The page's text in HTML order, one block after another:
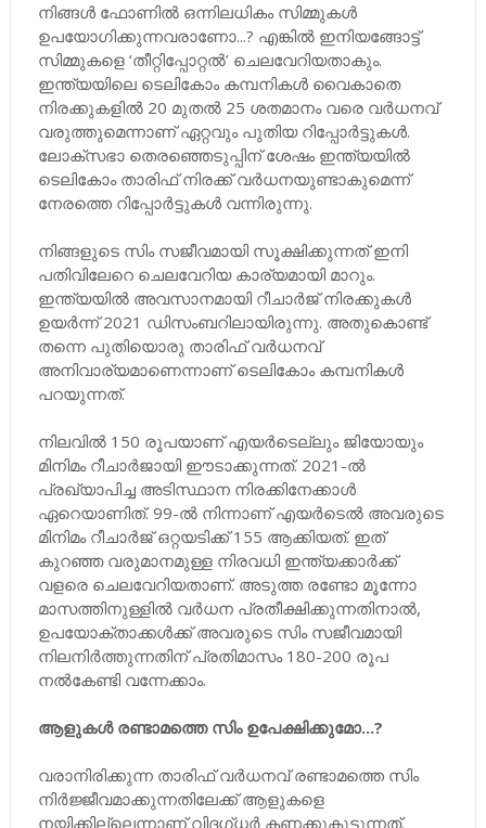
നിങ്ങൾ ഫോണിൽ ഒന്നിലധികം സിമ്മുകൾ
ഉപയോഗിക്കുന്നവരാണോ...? എങ്കിൽ ഇനിയങ്ങോട്ട്
സിമ്മുകളെ ‘തീറ്റിപ്പോറ്റൽ’ ചെലവേറിയതാകും.
ഇന്ത്യയിലെ ടെലികോം കമ്പനികൾ വൈകാതെ
നിരക്കുകളിൽ 20 മുതൽ 25 ശതമാനം വരെ വർധനവ്
വരുത്തുമെന്നാണ് ഏറ്റവും പുതിയ റിപ്പോർട്ടുകൾ.
ലോക്സഭാ തെരഞ്ഞെടുപ്പിന് ശേഷം ഇന്ത്യയിൽ
ടെലികോം താരിഫ് നിരക്ക് വർധനയുണ്ടാകുമെന്ന്
നേരത്തെ റിപ്പോർട്ടുകൾ വന്നിരുന്നു.
നിങ്ങളുടെ സിം സജീവമായി സൂക്ഷിക്കുന്നത് ഇനി
പതിവിലേറെ ചെലവേറിയ കാര്യമായി മാറും.
ഇന്ത്യയിൽ അവസാനമായി റീചാർജ് നിരക്കുകൾ
ഉയർന്ന് 2021 ഡിസംബറിലായിരുന്നു. അതുകൊണ്ട്
തന്നെ പുതിയൊരു താരിഫ് വർധനവ്
അനിവാര്യമാണെന്നാണ് ടെലികോം കമ്പനികൾ
പറയുന്നത്.
നിലവിൽ 150 രൂപയാണ് എയർടെല്ലും ജിയോയും
മിനിമം റീചാർജായി ഈടാക്കുന്നത്. 2021-ൽ
പ്രഖ്യാപിച്ച അടിസ്ഥാന നിരക്കിനേക്കാൾ
ഏറെയാണിത്. 99-ൽ നിന്നാണ് എയർടെൽ അവരുടെ
മിനിമം റീചാർജ് ഒറ്റയടിക്ക് 155 ആക്കിയത്. ഇത്
കുറഞ്ഞ വരുമാനമുള്ള നിരവധി ഇന്ത്യക്കാർക്ക്
വളരെ ചെലവേറിയതാണ്. അടുത്ത രണ്ടോ മൂന്നോ
മാസത്തിനുള്ളിൽ വർധന പ്രതീക്ഷിക്കുന്നതിനാൽ,
ഉപയോക്താക്കൾക്ക് അവരുടെ സിം സജീവമായി
നിലനിർത്തുന്നതിന് പ്രതിമാസം 180-200 രൂപ
നൽകേണ്ടി വന്നേക്കാം.
ആളുകൾ രണ്ടാമത്തെ സിം ഉപേക്ഷിക്കുമോ...?
വരാനിരിക്കുന്ന താരിഫ് വർധനവ് രണ്ടാമത്തെ സിം
നിർജ്ജീവമാക്കുന്നതിലേക്ക് ആളുകളെ
നയിക്കില്ലെന്നാണ് വിദഗ്ധർ കണക്കുകൂട്ടുന്നത്.